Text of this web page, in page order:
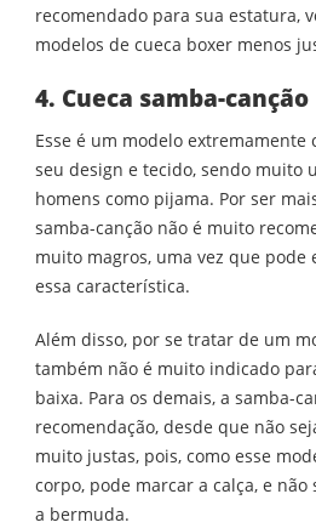
recomendado para sua estatura,
modelos de cueca boxer menos
4. Cueca samba-canção
Esse é um modelo extremamente
seu design e tecido, sendo muito
homens como pijama. Por ser
samba-canção não é muito
muito magros, uma vez que pode
essa característica.
Além disso, por se tratar de um
também não é muito indicado
baixa. Para os demais, a samba-
recomendação, desde que não
muito justas, pois, como esse
corpo, pode marcar a calça, e
a bermuda.